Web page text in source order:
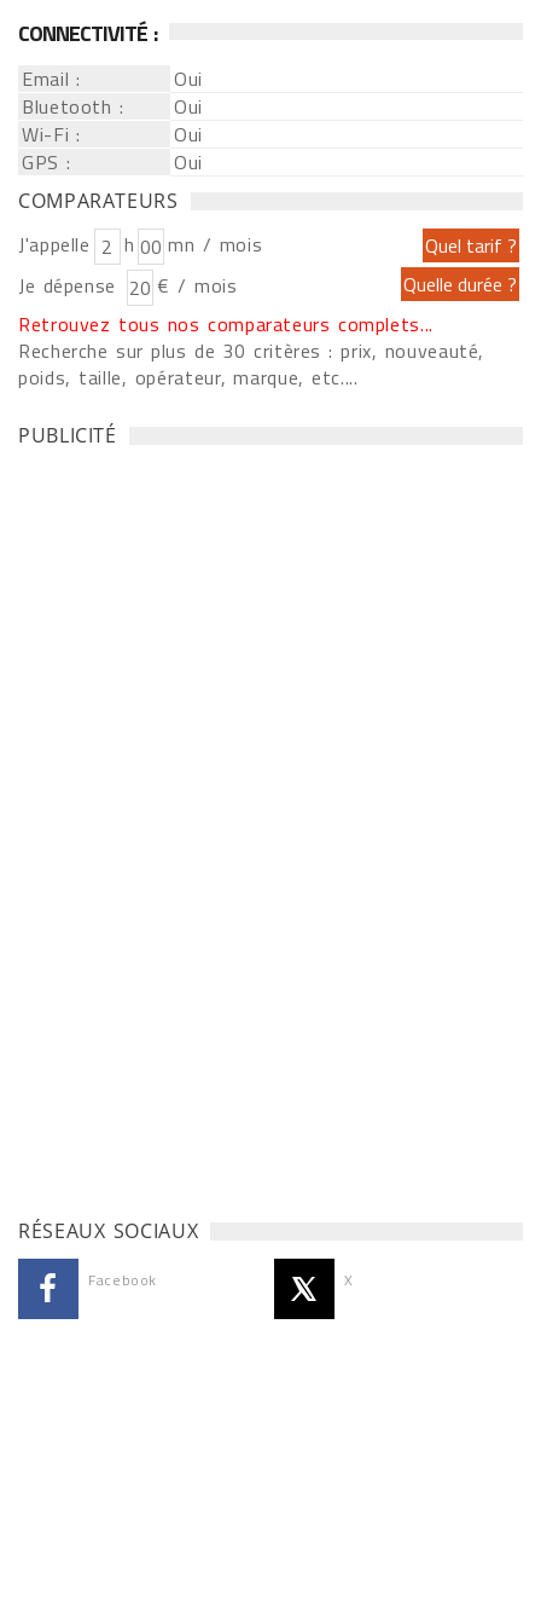
CONNECTIVITÉ :
Email :
Oui
Bluetooth :
Oui
Wi-Fi :
Oui
GPS :
Oui
COMPARATEURS
J'appelle h
mn / mois
Je dépense
€ / mois
Retrouvez tous nos comparateurs complets...
Recherche sur plus de 30 critères : prix, nouveauté,
poids, taille, opérateur, marque, etc....
PUBLICITÉ
RÉSEAUX SOCIAUX
Facebook X